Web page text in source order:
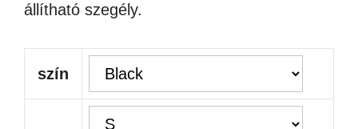
állítható szegély.
szín